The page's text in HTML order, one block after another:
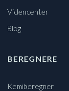
Videncenter
Blog
BEREGNERE
Kemiberegner